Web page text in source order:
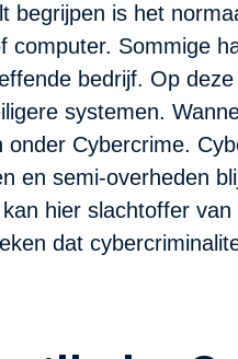
begrijpen is het
computer. Sommige
bedrijf. Op
systemen.
onder Cybercrime.
en semi-overheden
hier slachtoffer
dat